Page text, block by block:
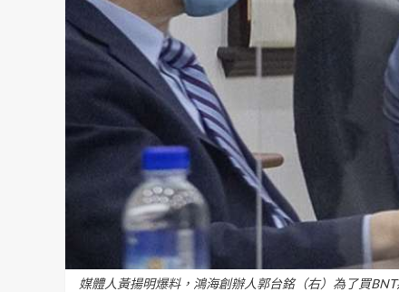
媒體人黃揚明爆料，鴻海創辦人郭台銘（右）為了買